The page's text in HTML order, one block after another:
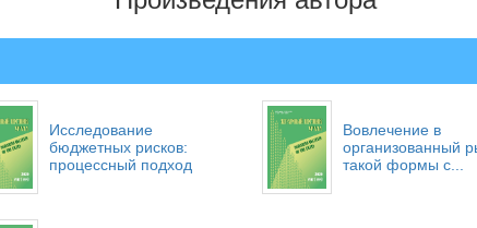
Исследование
бюджетных рисков:
процессный подход
Вовлечение в
организованный
такой формы с...